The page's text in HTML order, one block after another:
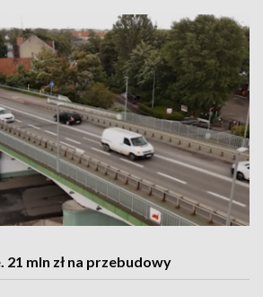
mln zł na przebudowy